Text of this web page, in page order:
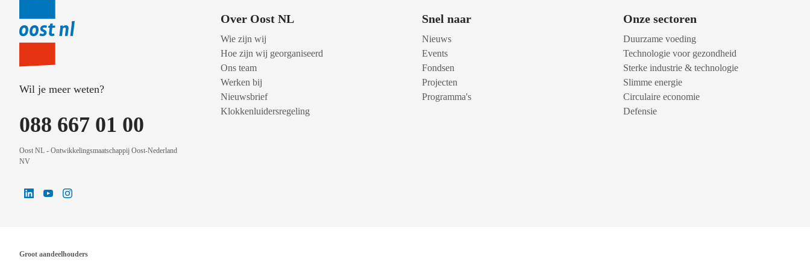
Wil je meer weten?
088 667 01 00
Oost NL - Ontwikkelingsmaatschappij Oost-Nederland
NV
Over Oost NL
Wie zijn wij
Hoe zijn wij georganiseerd
Ons team
Werken bij
Nieuwsbrief
Klokkenluidersregeling
Snel naar
Nieuws
Events
Fondsen
Projecten
Programma's
Onze sectoren
Duurzame voeding
Technologie voor gezondheid
Sterke industrie & technologie
Slimme energie
Circulaire economie
Defensie
Groot aandeelhouders